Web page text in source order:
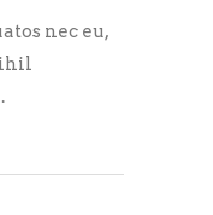
nec eu,